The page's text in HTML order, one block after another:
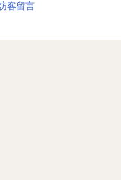
客留言